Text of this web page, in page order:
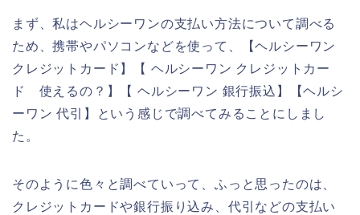
まず、私はヘルシーワンの支払い方法について調べる
ため、携帯やパソコンなどを使って、【ヘルシーワン
クレジットカード】【 ヘルシーワン クレジットカー
ド 使えるの？】【 ヘルシーワン 銀行振込】【ヘルシ
ーワン 代引】という感じで調べてみることにしまし
た。
そのように色々と調べていって、ふっと思ったのは、
クレジットカードや銀行振り込み、代引などの支払い